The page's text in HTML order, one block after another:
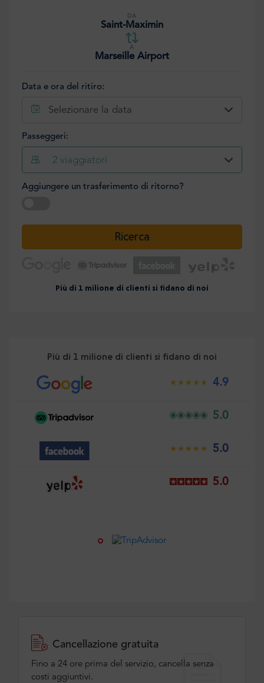
DA
Saint-Maximin
A
Marseille Airport
Data e ora del ritiro:
Selezionare la data
Passeggeri:
2 viaggiatori
Aggiungere un trasferimento di ritorno?
Ricerca
Più di 1 milione di clienti si fidano di noi
Più di 1 milione di clienti si fidano di noi
4.9
5.0
5.0
5.0
Cancellazione gratuita
Fino a 24 ore prima del servizio, cancella senza
costi aggiuntivi.